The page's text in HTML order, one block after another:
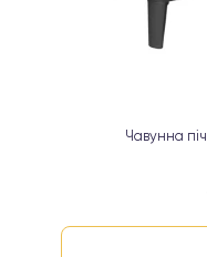
Чавунна